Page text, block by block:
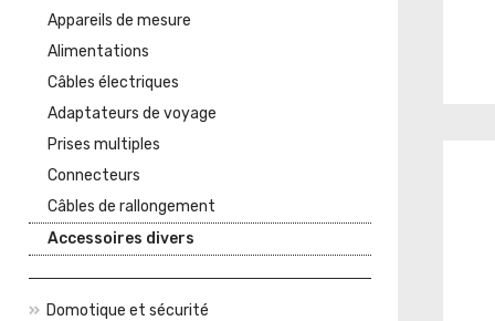
Appareils de mesure
Alimentations
Câbles électriques
Adaptateurs de voyage
Prises multiples
Connecteurs
Câbles de rallongement
Accessoires divers
Domotique et sécurité